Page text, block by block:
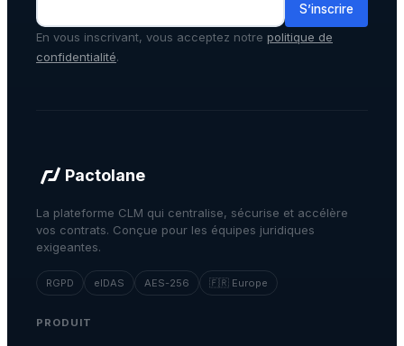
S’inscrire
En vous inscrivant, vous acceptez notre politique de
confidentialité.
Pactolane
La plateforme CLM qui centralise, sécurise et accélère
vos contrats. Conçue pour les équipes juridiques
exigeantes.
RGPD eIDAS AES-256 🇫🇷 Europe
PRODUIT